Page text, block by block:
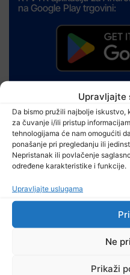
Upravljajte
Da bismo pružili najbolje
za čuvanje i/ili pristup
tehnologijama će nam omogućiti
ponašanje pri pregledanju ili
Nepristanak ili povlačenje
određene karakteristike i funkcije.
Upravljajte uslugama
Ne
Prikaži
na Google Play trgovini: